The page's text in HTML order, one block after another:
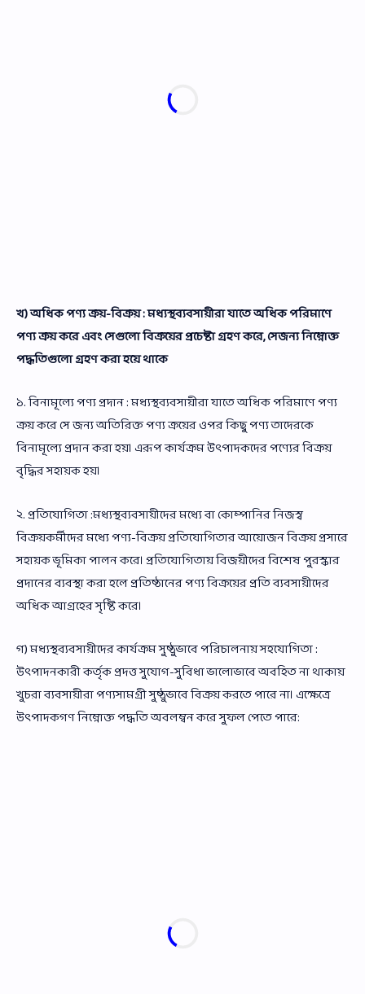
খ) অধিক পণ্য ক্রয়-বিক্রয় : মধ্যস্থব্যবসায়ীরা যাতে অধিক পরিমাণে
পণ্য ক্রয় করে এবং সেগুলো বিক্রয়ের প্রচেষ্টা গ্রহণ করে, সেজন্য নিম্নোক্ত
পদ্ধতিগুলো গ্রহণ করা হয়ে থাকে
১. বিনামূল্যে পণ্য প্রদান : মধ্যস্থব্যবসায়ীরা যাতে অধিক পরিমাণে পণ্য
ক্রয় করে সে জন্য অতিরিক্ত পণ্য ক্রয়ের ওপর কিছু পণ্য তাদেরকে
বিনামূল্যে প্রদান করা হয়। এরূপ কার্যক্রম উৎপাদকদের পণ্যের বিক্রয়
বৃদ্ধির সহায়ক হয়।
২. প্রতিযোগিতা :মধ্যস্থব্যবসায়ীদের মধ্যে বা কোম্পানির নিজস্ব
বিক্রয়কর্মীদের মধ্যে পণ্য-বিক্রয় প্রতিযোগিতার আয়োজন বিক্রয় প্রসারে
সহায়ক ভূমিকা পালন করে। প্রতিযোগিতায় বিজয়ীদের বিশেষ পুরস্কার
প্রদানের ব্যবস্থা করা হলে প্রতিষ্ঠানের পণ্য বিক্রয়ের প্রতি ব্যবসায়ীদের
অধিক আগ্রহের সৃষ্টি করে।
গ) মধ্যস্থব্যবসায়ীদের কার্যক্রম সুষ্ঠুভাবে পরিচালনায় সহযোগিতা :
উৎপাদনকারী কর্তৃক প্রদত্ত সুযোগ-সুবিধা ভালোভাবে অবহিত না থাকায়
খুচরা ব্যবসায়ীরা পণ্যসামগ্রী সুষ্ঠুভাবে বিক্রয় করতে পারে না। এক্ষেত্রে
উৎপাদকগণ নিম্নোক্ত পদ্ধতি অবলম্বন করে সুফল পেতে পারে: